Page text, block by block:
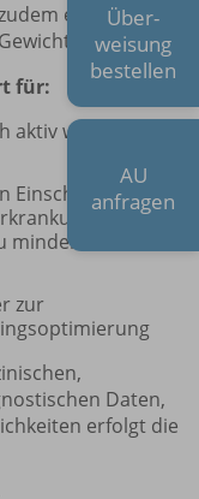
eine
für:
werden
Einschränkungen
und die
zur
Daten,
erfolgt die
Über-
weisung
bestellen
AU
anfragen